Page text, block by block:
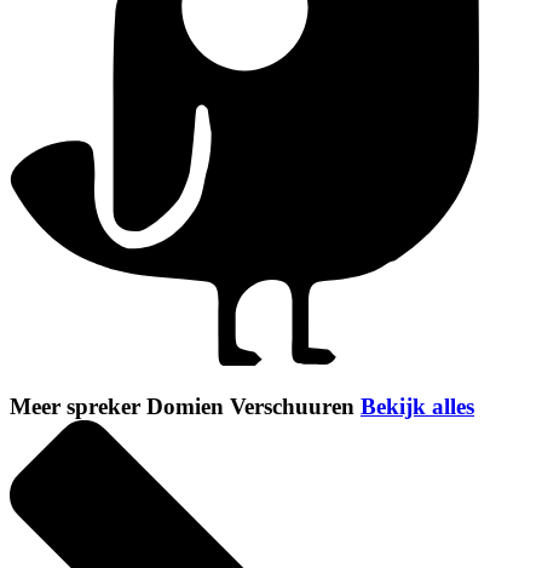
Meer spreker Domien Verschuuren Bekijk alles